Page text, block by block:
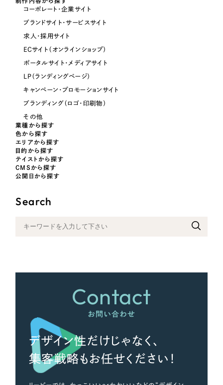
オレンジ・橙色
パープル・紫色
ピンク・桃色
カラフル・多色
その他
コーポレート・企業サイト
ブランドサイト・サービスサイト
求人・採用サイト
ECサイト（オンラインショップ）
ポータルサイト・メディアサイト
LP（ランディングページ）
キャンペーン・プロモーションサイト
ブランディング（ロゴ・印刷物）
その他
業種から探す
色から探す
エリアから探す
目的から探す
テイストから探す
CMSから探す
公開日から探す
Search
Contact
お問い合わせ
デザイン性だけじゃなく、
集客戦略もお任せください！